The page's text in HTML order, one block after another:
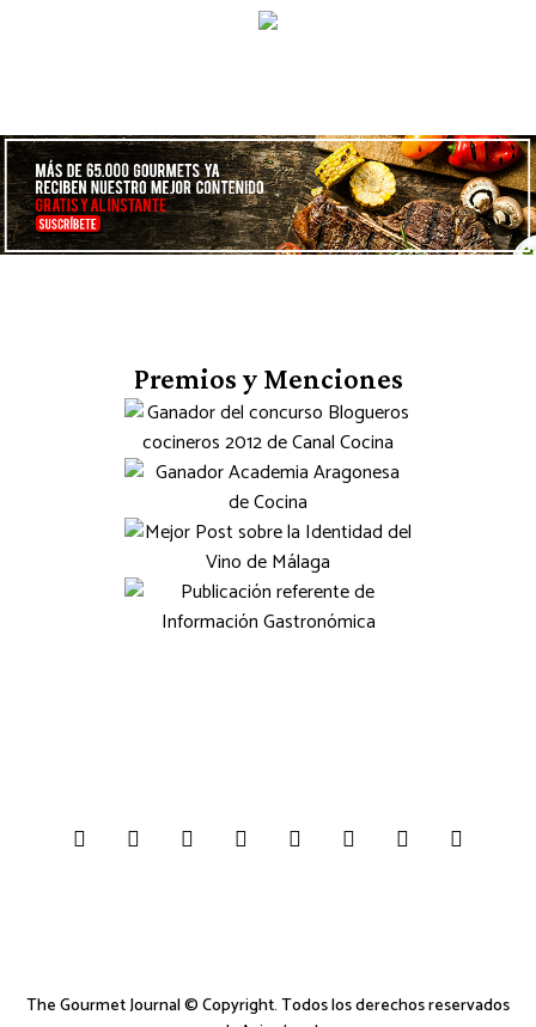
Premios y Menciones
The Gourmet Journal © Copyright. Todos los derechos reservados